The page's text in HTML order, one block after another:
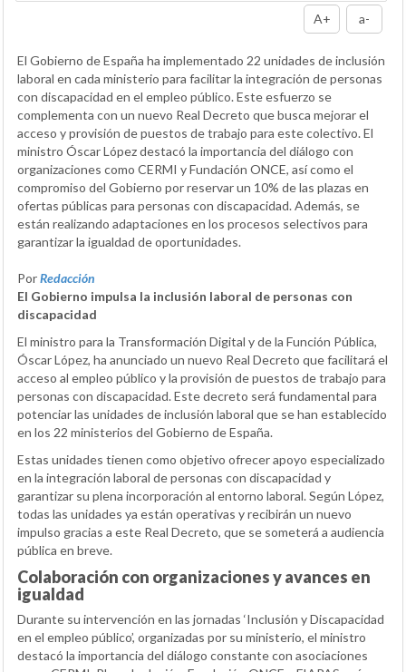
A+ a-
El Gobierno de España ha implementado 22 unidades de inclusión
laboral en cada ministerio para facilitar la integración de personas
con discapacidad en el empleo público. Este esfuerzo se
complementa con un nuevo Real Decreto que busca mejorar el
acceso y provisión de puestos de trabajo para este colectivo. El
ministro Óscar López destacó la importancia del diálogo con
organizaciones como CERMI y Fundación ONCE, así como el
compromiso del Gobierno por reservar un 10% de las plazas en
ofertas públicas para personas con discapacidad. Además, se
están realizando adaptaciones en los procesos selectivos para
garantizar la igualdad de oportunidades.
PorRedacción
El Gobierno impulsa la inclusión laboral de personas con
discapacidad
El ministro para la Transformación Digital y de la Función Pública,
Óscar López, ha anunciado un nuevo Real Decreto que facilitará el
acceso al empleo público y la provisión de puestos de trabajo para
personas con discapacidad. Este decreto será fundamental para
potenciar las unidades de inclusión laboral que se han establecido
en los 22 ministerios del Gobierno de España.
Estas unidades tienen como objetivo ofrecer apoyo especializado
en la integración laboral de personas con discapacidad y
garantizar su plena incorporación al entorno laboral. Según López,
todas las unidades ya están operativas y recibirán un nuevo
impulso gracias a este Real Decreto, que se someterá a audiencia
pública en breve.
Colaboración con organizaciones y avances en
igualdad
Durante su intervención en las jornadas ‘Inclusión y Discapacidad
en el empleo público’, organizadas por su ministerio, el ministro
destacó la importancia del diálogo constante con asociaciones